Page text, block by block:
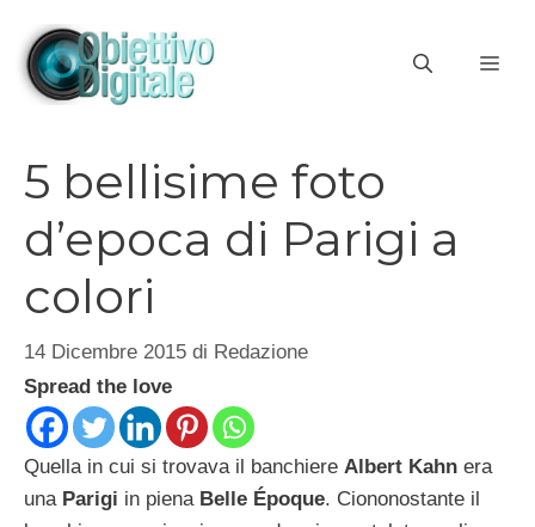
contenuto
5 bellisime foto
d’epoca di Parigi a
colori
14 Dicembre 2015 di Redazione
Spread the love
Quella in cui si trovava il banchiere Albert Kahn era
una Parigi in piena Belle Époque. Ciononostante il